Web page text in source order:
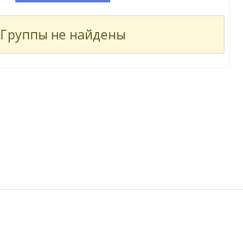
Группы не найдены